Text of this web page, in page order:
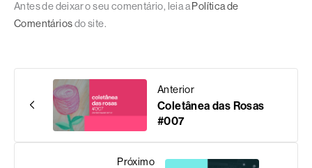
Antes de deixar o seu comentário, leia a Política de
Comentáriosdo site.
Anterior
Coletânea das Rosas
#007
Próximo